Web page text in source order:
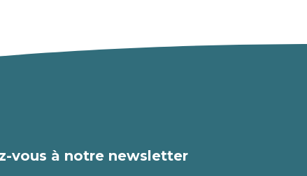
vous à notre newsletter